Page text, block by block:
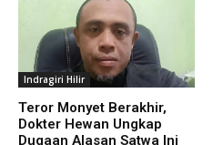
Indragiri Hilir
Teror Monyet Berakhir,
Dokter Hewan Ungkap
Dugaan Alasan Satwa Ini